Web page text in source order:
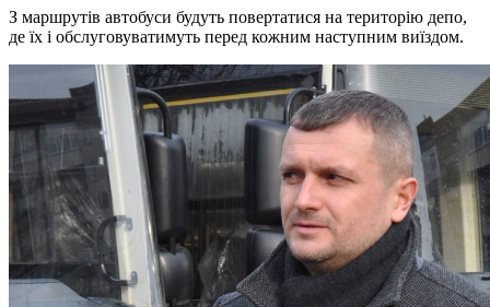
З маршрутів автобуси будуть повертатися на територію депо,
де їх і обслуговуватимуть перед кожним наступним виїздом.